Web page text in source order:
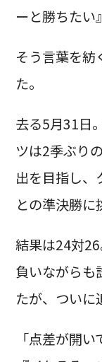
ーと勝ちたい
そう言葉を紡
た。
去る5月31日
ツは2季ぶり
出を目指し、
との準決勝に
結果は24対
負いながらも
たが、ついに
「点差が開